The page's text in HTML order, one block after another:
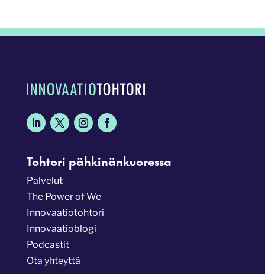
Tohtori pähkinänkuoressa
Palvelut
The Power of We
Innovaatiotohtori
Innovaatioblogi
Podcastit
Ota yhteyttä